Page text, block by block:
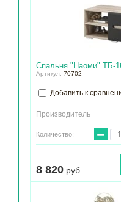
Спальня "Наоми" ТБ-
Артикул: 70702
Добавить к
Производитель
Количество: −
8 820 руб.